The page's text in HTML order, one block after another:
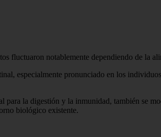
fluctuaron notablemente dependiendo de la
especialmente pronunciado en los
la digestión y la inmunidad, también se
biológico existente.